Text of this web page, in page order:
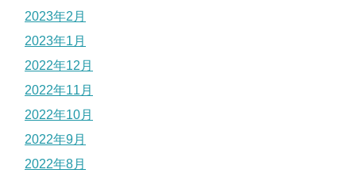
2023年2月
2023年1月
2022年12月
2022年11月
2022年10月
2022年9月
2022年8月